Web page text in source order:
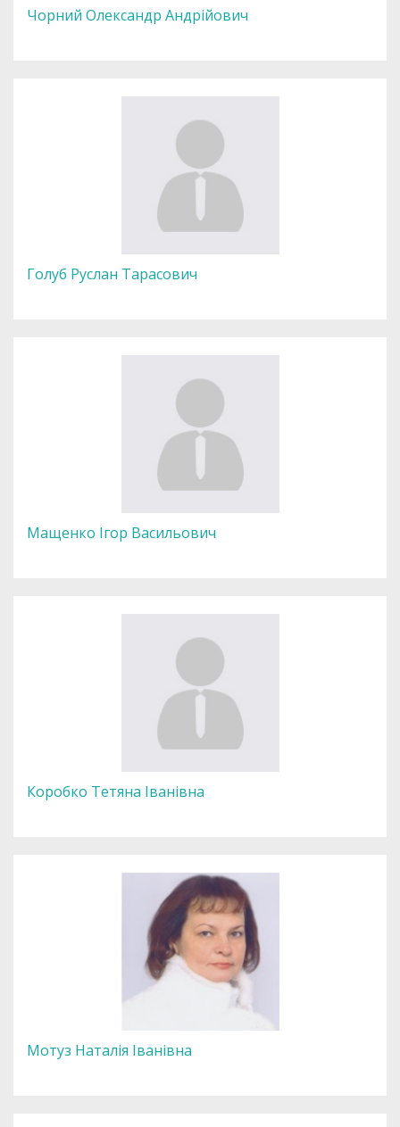
Чорний Олександр Андрійович
Голуб Руслан Тарасович
Мащенко Ігор Васильович
Коробко Тетяна Іванівна
Мотуз Наталія Іванівна